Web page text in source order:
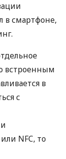
в смартфоне,
встроенным
в
с
NFC, то